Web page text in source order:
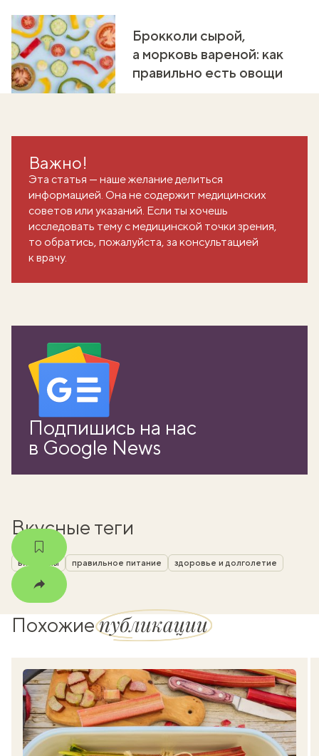
Брокколи сырой,
а морковь вареной: как
правильно есть овощи
Важно!
Эта статья — наше желание делиться
информацией. Она не содержит медицинских
советов или указаний. Если ты хочешь
исследовать тему с медицинской точки зрения,
то обратись, пожалуйста, за консультацией
к врачу.
Подпишись на нас
в Google News
Вкусные теги
витамины правильное питание здоровье и долголетие
Похожиепубликации